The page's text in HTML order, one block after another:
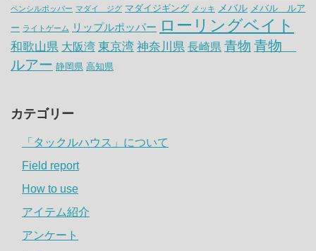
ペンシルポッパー マダイ ジグ マダイジギング メッキ メバル メバル ルア
ー ライトゲーム リップルポッパー ローリングベイト
和歌山県 大阪湾 東京湾 神奈川県 長崎県 青物 青物
ルアー 静岡県 高知県
カテゴリー
「タックルハウス」について
Field report
How to use
アイテム紹介
アンケート